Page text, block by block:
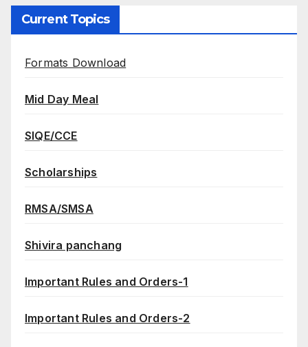
Current Topics
Formats Download
Mid Day Meal
SIQE/CCE
Scholarships
RMSA/SMSA
Shivira panchang
Important Rules and Orders-1
Important Rules and Orders-2